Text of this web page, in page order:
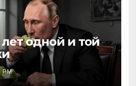
одной и той
РМ